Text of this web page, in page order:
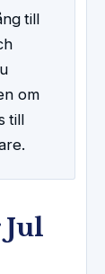
till
om
till